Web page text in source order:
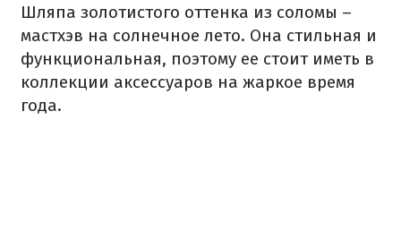
Шляпа золотистого оттенка из соломы –
мастхэв на солнечное лето. Она стильная и
функциональная, поэтому ее стоит иметь в
коллекции аксессуаров на жаркое время
года.